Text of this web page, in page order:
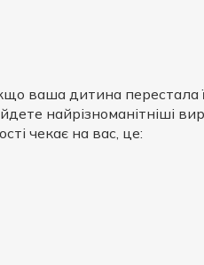
ваша дитина перестала
найрізноманітніші
чекає на вас, це: